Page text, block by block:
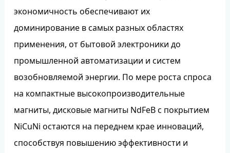
экономичность обеспечивают их
доминирование в самых разных областях
применения, от бытовой электроники до
промышленной автоматизации и систем
возобновляемой энергии. По мере роста спроса
на компактные высокопроизводительные
магниты, дисковые магниты NdFeB с покрытием
NiCuNi остаются на переднем крае инноваций,
способствуя повышению эффективности и